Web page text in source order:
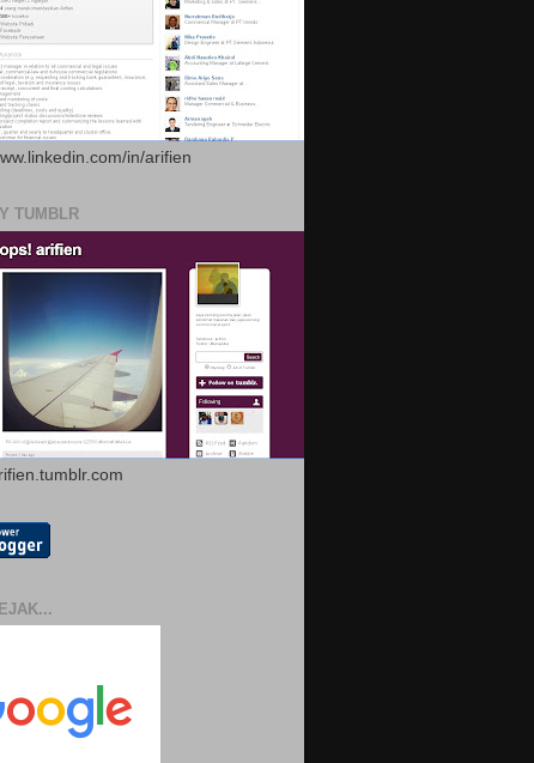
in/arifien
TUMBLR